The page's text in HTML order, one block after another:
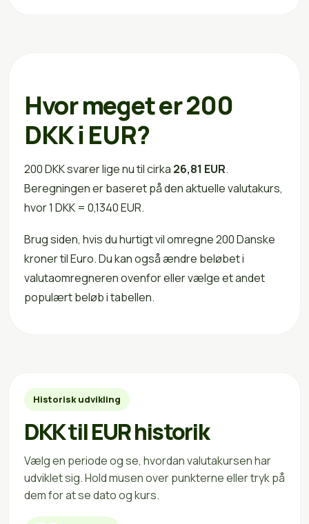
Hvor meget er 200
DKK i EUR?
200 DKK svarer lige nu til cirka 26,81 EUR.
Beregningen er baseret på den aktuelle valutakurs,
hvor 1 DKK = 0,1340 EUR.
Brug siden, hvis du hurtigt vil omregne 200 Danske
kroner til Euro. Du kan også ændre beløbet i
valutaomregneren ovenfor eller vælge et andet
populært beløb i tabellen.
Historisk udvikling
DKK til EUR historik
Vælg en periode og se, hvordan valutakursen har
udviklet sig. Hold musen over punkterne eller tryk på
dem for at se dato og kurs.